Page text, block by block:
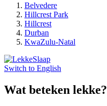
Belvedere
Hillcrest Park
Hillcrest
Durban
KwaZulu-Natal
Switch to English
Wat beteken lekke?